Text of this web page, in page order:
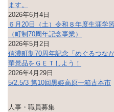
ます。
2026年6月4日
６月20日（土）令和８年度生涯学
（町制70周年記念事業）
2026年5月2日
信濃町制70周年記念「めぐるつな
華景品をＧＥＴしよう！
2026年4月29日
5/2.5/3 第10回黒姫高原一箱古本市
人事・職員募集